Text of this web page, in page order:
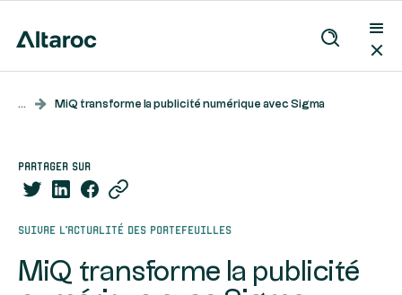
... MiQ transforme la publicité numérique avec Sigma
partager sur
Suivre l’actualité des portefeuilles
MiQ transforme la publicité